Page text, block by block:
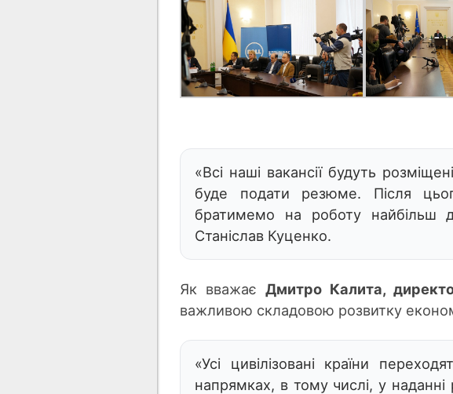
«Всі наші вакансії будуть
буде подати резюме. Після
братимемо на роботу найбільш
Станіслав Куценко.
Як вважає Дмитро Калита,
важливою складовою розвитку
«Усі цивілізовані країни
напрямках, в тому числі, у